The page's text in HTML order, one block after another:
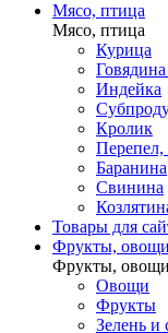
Мясо, птица
Мясо, птица
Курица
Индейка
Кролик
Перепел,
Баранина
Свинина
Товары для
Фрукты,
Фрукты,
Овощи
Фрукты
Зелень и